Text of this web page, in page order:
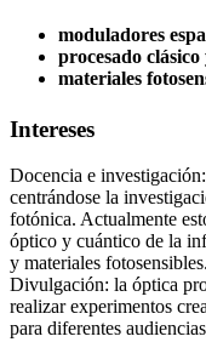
moduladores
procesado
materiales
Intereses
Docencia e
centrándose la
fotónica. Actualmente
óptico y cuántico de la
y materiales fotosensibles.
Divulgación: la óptica
realizar experimentos
para diferentes